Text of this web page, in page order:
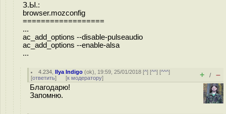
З.Ы.:
browser.mozconfig
==================
...
ac_add_options --disable-pulseaudio
ac_add_options --enable-alsa
...
4.234 ,Ilya Indigo (ok), 19:59, 25/01/2018 [^] [^^] [^^^]
[ответить] [к модератору] + / –
Благодарю!
Запомню.